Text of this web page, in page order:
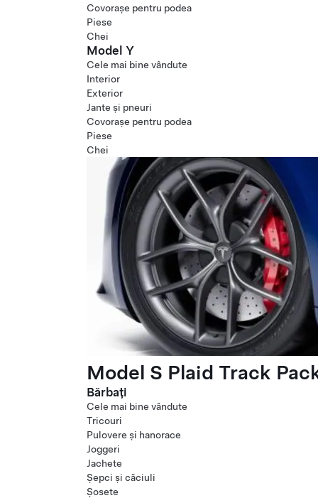
Covorașe pentru podea
Piese
Chei
Model Y
Cele mai bine vândute
Interior
Exterior
Jante și pneuri
Covorașe pentru podea
Piese
Chei
Model S Plaid Track
Bărbați
Cele mai bine vândute
Tricouri
Pulovere și hanorace
Joggeri
Jachete
Șepci și căciuli
Șosete